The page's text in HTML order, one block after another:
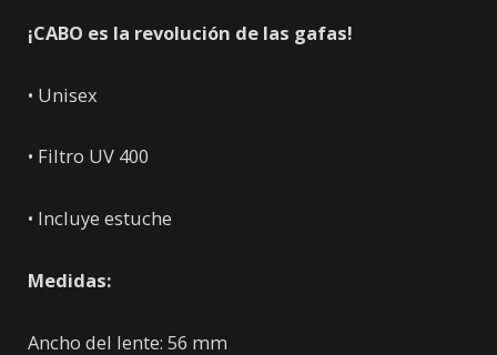
¡CABO es la revolución de las gafas!
• Unisex
• Filtro UV 400
• Incluye estuche
Medidas:
Ancho del lente: 56 mm